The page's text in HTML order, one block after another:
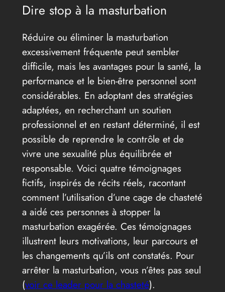
Dire stop à la masturbation
Réduire ou éliminer la masturbation
excessivement fréquente peut sembler
difficile, mais les avantages pour la santé, la
performance et le bien-être personnel sont
considérables. En adoptant des stratégies
adaptées, en recherchant un soutien
professionnel et en restant déterminé, il est
possible de reprendre le contrôle et de
vivre une sexualité plus équilibrée et
responsable. Voici quatre témoignages
fictifs, inspirés de récits réels, racontant
comment l’utilisation d’une cage de chasteté
a aidé ces personnes à stopper la
masturbation exagérée. Ces témoignages
illustrent leurs motivations, leur parcours et
les changements qu’ils ont constatés. Pour
arrêter la masturbation, vous n’êtes pas seul
(voir ce leader pour la chasteté).